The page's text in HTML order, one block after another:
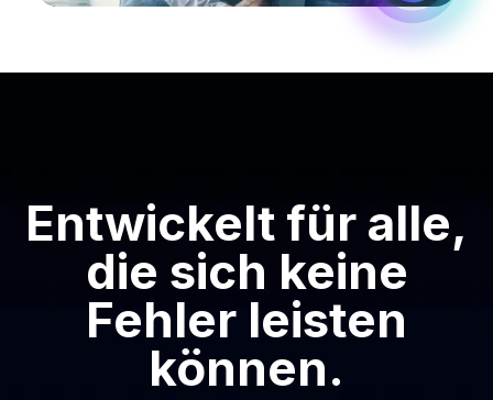
Entwickelt für alle,
die sich keine
Fehler leisten
können.